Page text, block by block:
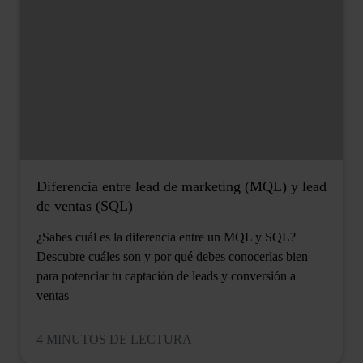
Diferencia entre lead de marketing (MQL) y lead
de ventas (SQL)
¿Sabes cuál es la diferencia entre un MQL y SQL?
Descubre cuáles son y por qué debes conocerlas bien
para potenciar tu captación de leads y conversión a
ventas
4 MINUTOS DE LECTURA